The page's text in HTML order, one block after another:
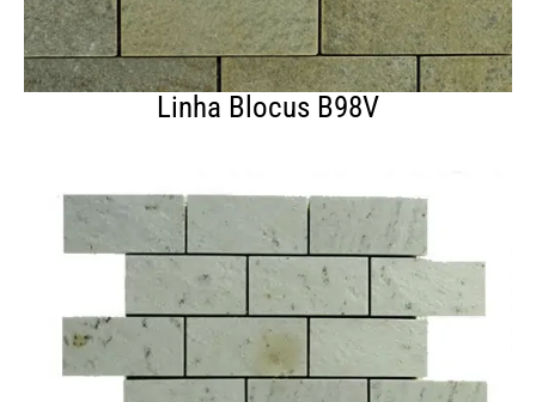
Linha Blocus B98V